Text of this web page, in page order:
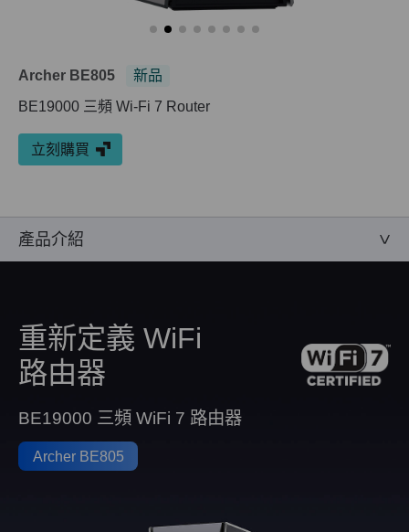
Archer BE805
新品
BE19000 三頻 Wi-Fi 7 Router
立刻購買
產品介紹
重新定義 WiFi
路由器
BE19000 三頻 WiFi 7 路由器
Archer BE805